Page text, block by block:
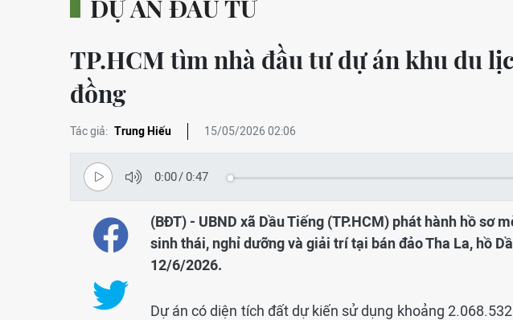
DỰ ÁN ĐẦU TƯ
TP.HCM tìm nhà đầu tư dự án khu du
đồng
Tác giả: Trung Hiếu 15/05/2026 02:06
0:00/0:47
(BĐT) - UBND xã Dầu Tiếng (TP.HCM) phát hành hồ sơ
sinh thái, nghỉ dưỡng và giải trí tại bán đảo Tha La, hồ
12/6/2026.
Dự án có diện tích đất dự kiến sử dụng khoảng